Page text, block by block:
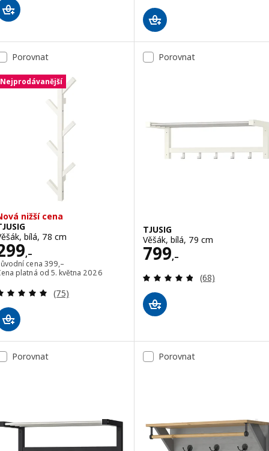
Porovnat
Nejprodávanější
nižší cena
bílá, 78 cm
,– 299,–
cena 399,–
Původní cena 399,–
platná od 5. května 2026
Recenze: 4.9 z 5 hvězdy. Celkem recenzí:
(75)
Porovnat
TJUSIG
Věšák, bílá, 79 cm
799,–
Cena 799,–
Recenze: 4.8 z
(68)
Porovnat Porovnat